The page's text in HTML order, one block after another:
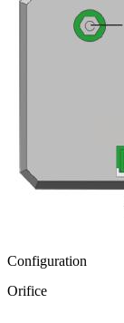
Configuration
Orifice